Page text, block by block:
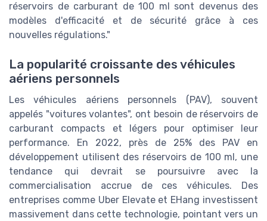
réservoirs de carburant de 100 ml sont devenus des
modèles d'efficacité et de sécurité grâce à ces
nouvelles régulations."
La popularité croissante des véhicules
aériens personnels
Les véhicules aériens personnels (PAV), souvent
appelés "voitures volantes", ont besoin de réservoirs de
carburant compacts et légers pour optimiser leur
performance. En 2022, près de 25% des PAV en
développement utilisent des réservoirs de 100 ml, une
tendance qui devrait se poursuivre avec la
commercialisation accrue de ces véhicules. Des
entreprises comme Uber Elevate et EHang investissent
massivement dans cette technologie, pointant vers un